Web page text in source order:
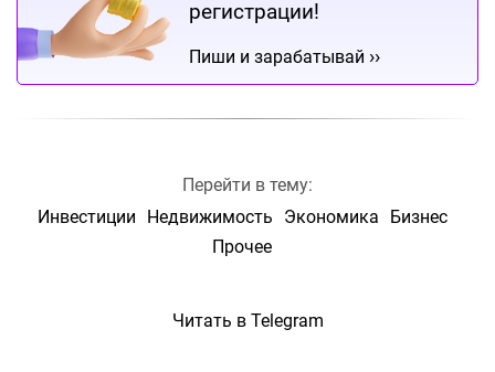
регистрации!
Пиши и зарабатывай ››
Перейти в тему:
Инвестиции
Недвижимость Экономика
Бизнес
Прочее
Читать в Telegram